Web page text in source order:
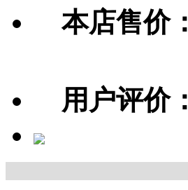
本店售价：
用户评价：